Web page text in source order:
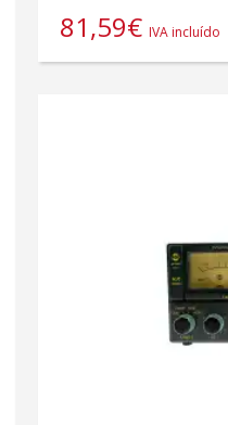
81,59€ IVA incluído